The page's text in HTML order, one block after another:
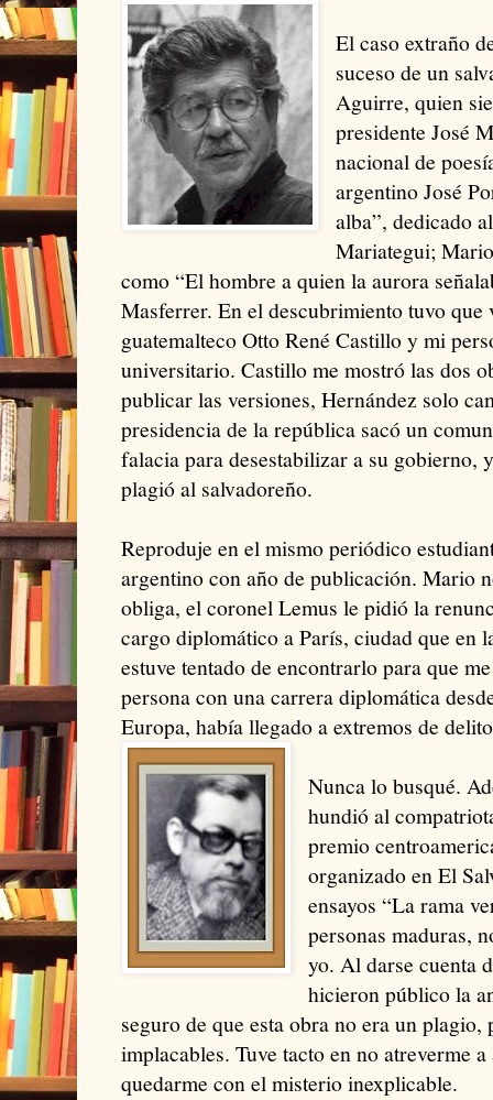
El caso extraño
suceso de un
Aguirre, quien
presidente José
nacional de
argentino José
alba”, dedicado
Mariategui;
como “El hombre a quien la aurora
Masferrer. En el descubrimiento tuvo que
guatemalteco Otto René Castillo y mi
universitario. Castillo me mostró las dos
publicar las versiones, Hernández solo
presidencia de la república sacó un
falacia para desestabilizar a su gobierno,
plagió al salvadoreño.
Reproduje en el mismo periódico
argentino con año de publicación. Mario
obliga, el coronel Lemus le pidió la
cargo diplomático a París, ciudad que en
estuve tentado de encontrarlo para que
persona con una carrera diplomática
Europa, había llegado a extremos de
Nunca lo busqué.
hundió al
premio
organizado en El
ensayos “La rama
personas maduras,
yo. Al darse cuenta
hicieron público la
seguro de que esta obra no era un
implacables. Tuve tacto en no atreverme
quedarme con el misterio inexplicable.